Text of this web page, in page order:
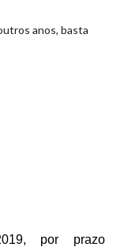
anos, basta
por prazo